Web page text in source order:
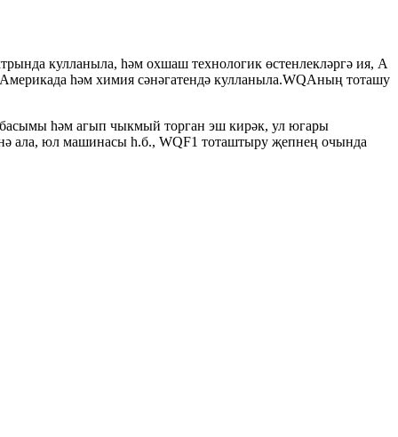
кулланыла, һәм охшаш технологик өстенлекләргә ия, А
һәм химия сәнәгатендә кулланыла.WQAның тоташу
һәм агып чыкмый торган эш кирәк, ул югары
ала, юл машинасы һ.б., WQF1 тоташтыру җепнең очында